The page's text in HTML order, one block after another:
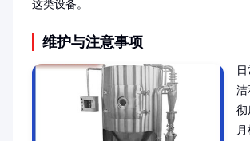
这类设备。
维护与注意事项
洁
彻